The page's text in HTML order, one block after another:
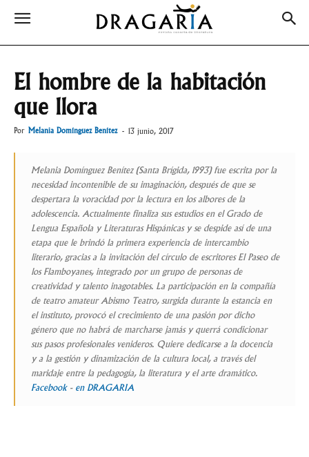
El hombre de la habitación
que llora
Por Melania Domínguez Benítez - 13 junio, 2017
Melania Domínguez Benítez (Santa Brígida, 1993) fue escrita por la
necesidad incontenible de su imaginación, después de que se
despertara la voracidad por la lectura en los albores de la
adolescencia. Actualmente finaliza sus estudios en el Grado de
Lengua Española y Literaturas Hispánicas y se despide así de una
etapa que le brindó la primera experiencia de intercambio
literario, gracias a la invitación del círculo de escritores El Paseo de
los Flamboyanes, integrado por un grupo de personas de
creatividad y talento inagotables. La participación en la compañía
de teatro amateurAbismo Teatro, surgida durante la estancia en
el instituto, provocó el crecimiento de una pasión por dicho
género que no habrá de marcharse jamás y querrá condicionar
sus pasos profesionales venideros. Quiere dedicarse a la docencia
y a la gestión y dinamización de la cultura local, a través del
maridaje entre la pedagogía, la literatura y el arte dramático.
Facebook- en DRAGARIA